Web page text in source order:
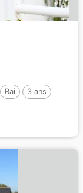
Bai 3 ans